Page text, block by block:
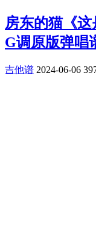
房东的猫《这
G调原版弹唱
吉他谱 2024-06-06